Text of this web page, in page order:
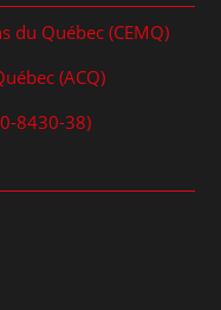
du Québec (CEMQ)
(ACQ)
8430-38)